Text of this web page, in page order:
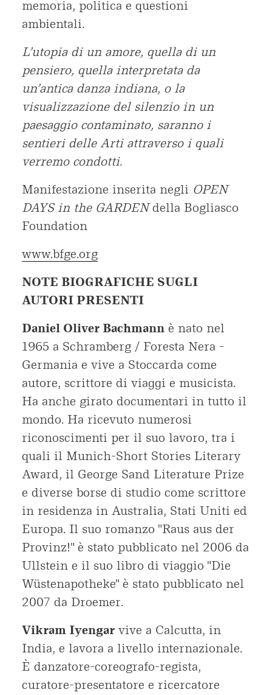
memoria, politica e questioni
ambientali.
L’utopia di un amore, quella di un
pensiero, quella interpretata da
un’antica danza indiana, o la
visualizzazione del silenzio in un
paesaggio contaminato, saranno i
sentieri delle Arti attraverso i quali
verremo condotti.
Manifestazione inserita negli OPEN
DAYS in the GARDENdella Bogliasco
Foundation
www.bfge.org
NOTE BIOGRAFICHE SUGLI
AUTORI PRESENTI
Daniel Oliver Bachmann è nato nel
1965 a Schramberg / Foresta Nera -
Germania e vive a Stoccarda come
autore, scrittore di viaggi e musicista.
Ha anche girato documentari in tutto il
mondo. Ha ricevuto numerosi
riconoscimenti per il suo lavoro, tra i
quali il Munich-Short Stories Literary
Award, il George Sand Literature Prize
e diverse borse di studio come scrittore
in residenza in Australia, Stati Uniti ed
Europa. Il suo romanzo "Raus aus der
Provinz!" è stato pubblicato nel 2006 da
Ullstein e il suo libro di viaggio "Die
Wüstenapotheke" è stato pubblicato nel
2007 da Droemer.
Vikram Iyengar vive a Calcutta, in
India, e lavora a livello internazionale.
È danzatore-coreografo-regista,
curatore-presentatore e ricercatore